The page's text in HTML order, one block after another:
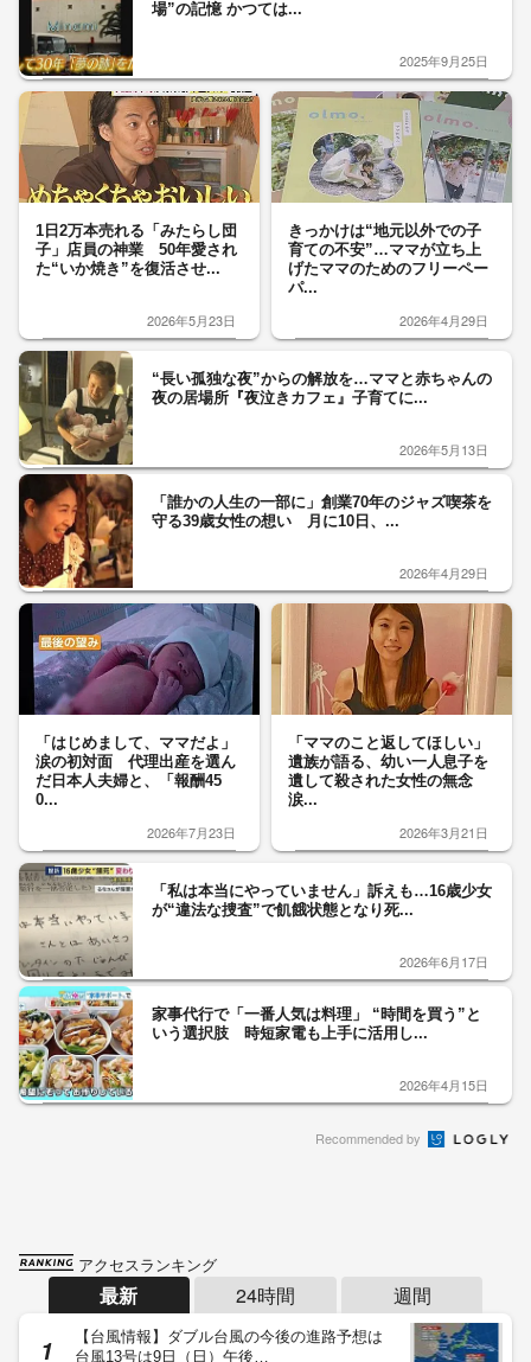
場”の記憶 かつては...
2025年9月25日
1日2万本売れる「みたらし団
子」店員の神業 50年愛され
た“いか焼き”を復活させ...
2026年5月23日
きっかけは“地元以外での子
育ての不安”…ママが立ち上
げたママのためのフリーペー
パ...
2026年4月29日
“長い孤独な夜”からの解放を…ママと赤ちゃんの
夜の居場所『夜泣きカフェ』子育てに...
2026年5月13日
「誰かの人生の一部に」創業70年のジャズ喫茶を
守る39歳女性の想い 月に10日、...
2026年4月29日
「はじめまして、ママだよ」
涙の初対面 代理出産を選ん
だ日本人夫婦と、「報酬45
0...
2026年7月23日
「ママのこと返してほしい」
遺族が語る、幼い一人息子を
遺して殺された女性の無念
涙...
2026年3月21日
「私は本当にやっていません」訴えも…16歳少女
が“違法な捜査”で飢餓状態となり死...
2026年6月17日
家事代行で「一番人気は料理」 “時間を買う”と
いう選択肢 時短家電も上手に活用し...
2026年4月15日
Recommended by
アクセスランキング
最新 24時間 週間
【台風情報】ダブル台風の今後の進路予想は
台風13号は9日（日）午後…